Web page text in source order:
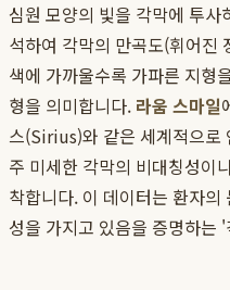
심원 모양의 빛을 각막에 투
석하여 각막의 만곡도(휘어진
색에 가까울수록 가파른 지형
형을 의미합니다. 라움 스마일
스(Sirius)와 같은 세계적으로
주 미세한 각막의 비대칭성이
착합니다. 이 데이터는 환자
성을 가지고 있음을 증명하는